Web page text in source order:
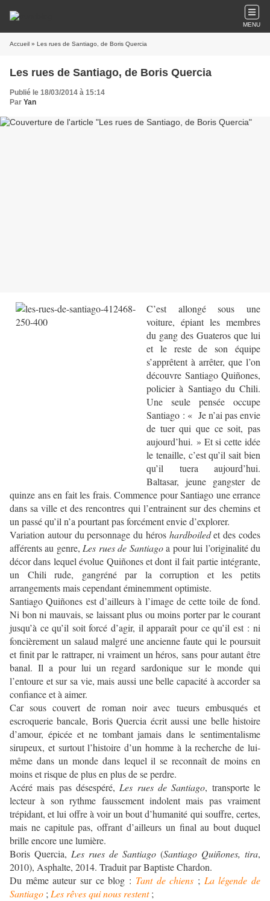
MENU
Accueil » Les rues de Santiago, de Boris Quercia
Les rues de Santiago, de Boris Quercia
Publié le 18/03/2014 à 15:14
Par Yan
C’est allongé sous une
voiture, épiant les membres
du gang des Guateros que lui
et le reste de son équipe
s’apprêtent à arrêter, que l’on
découvre Santiago Quiñones,
policier à Santiago du Chili.
Une seule pensée occupe
Santiago : « Je n’ai pas envie
de tuer qui que ce soit, pas
aujourd’hui. » Et si cette idée
le tenaille, c’est qu’il sait bien
qu’il tuera aujourd’hui.
Baltasar, jeune gangster de
quinze ans en fait les frais. Commence pour Santiago une errance
dans sa ville et des rencontres qui l’entrainent sur des chemins et
un passé qu’il n’a pourtant pas forcément envie d’explorer.
Variation autour du personnage du héros hardboiledet des codes
afférents au genre, Les rues de Santiagoa pour lui l’originalité du
décor dans lequel évolue Quiñones et dont il fait partie intégrante,
un Chili rude, gangréné par la corruption et les petits
arrangements mais cependant éminemment optimiste.
Santiago Quiñones est d’ailleurs à l’image de cette toile de fond.
Ni bon ni mauvais, se laissant plus ou moins porter par le courant
jusqu’à ce qu’il soit forcé d’agir, il apparaît pour ce qu’il est : ni
foncièrement un salaud malgré une ancienne faute qui le poursuit
et finit par le rattraper, ni vraiment un héros, sans pour autant être
banal. Il a pour lui un regard sardonique sur le monde qui
l’entoure et sur sa vie, mais aussi une belle capacité à accorder sa
confiance et à aimer.
Car sous couvert de roman noir avec tueurs embusqués et
escroquerie bancale, Boris Quercia écrit aussi une belle histoire
d’amour, épicée et ne tombant jamais dans le sentimentalisme
sirupeux, et surtout l’histoire d’un homme à la recherche de lui-
même dans un monde dans lequel il se reconnaît de moins en
moins et risque de plus en plus de se perdre.
Acéré mais pas désespéré, Les rues de Santiago, transporte le
lecteur à son rythme faussement indolent mais pas vraiment
trépidant, et lui offre à voir un bout d’humanité qui souffre, certes,
mais ne capitule pas, offrant d’ailleurs un final au bout duquel
brille encore une lumière.
Boris Quercia, Les rues de Santiago (Santiago Quiñones, tira,
2010), Asphalte, 2014. Traduit par Baptiste Chardon.
Du même auteur sur ce blog : Tant de chiens ; La légende de
Santiago ; Les rêves qui nous restent;